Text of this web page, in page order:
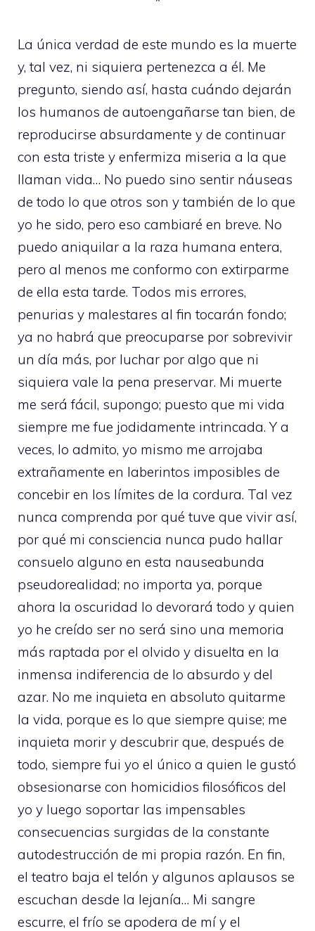
La única verdad de este mundo es la muerte
y, tal vez, ni siquiera pertenezca a él. Me
pregunto, siendo así, hasta cuándo dejarán
los humanos de autoengañarse tan bien, de
reproducirse absurdamente y de continuar
con esta triste y enfermiza miseria a la que
llaman vida… No puedo sino sentir náuseas
de todo lo que otros son y también de lo que
yo he sido, pero eso cambiaré en breve. No
puedo aniquilar a la raza humana entera,
pero al menos me conformo con extirparme
de ella esta tarde. Todos mis errores,
penurias y malestares al fin tocarán fondo;
ya no habrá que preocuparse por sobrevivir
un día más, por luchar por algo que ni
siquiera vale la pena preservar. Mi muerte
me será fácil, supongo; puesto que mi vida
siempre me fue jodidamente intrincada. Y a
veces, lo admito, yo mismo me arrojaba
extrañamente en laberintos imposibles de
concebir en los límites de la cordura. Tal vez
nunca comprenda por qué tuve que vivir así,
por qué mi consciencia nunca pudo hallar
consuelo alguno en esta nauseabunda
pseudorealidad; no importa ya, porque
ahora la oscuridad lo devorará todo y quien
yo he creído ser no será sino una memoria
más raptada por el olvido y disuelta en la
inmensa indiferencia de lo absurdo y del
azar. No me inquieta en absoluto quitarme
la vida, porque es lo que siempre quise; me
inquieta morir y descubrir que, después de
todo, siempre fui yo el único a quien le gustó
obsesionarse con homicidios filosóficos del
yo y luego soportar las impensables
consecuencias surgidas de la constante
autodestrucción de mi propia razón. En fin,
el teatro baja el telón y algunos aplausos se
escuchan desde la lejanía… Mi sangre
escurre, el frío se apodera de mí y el